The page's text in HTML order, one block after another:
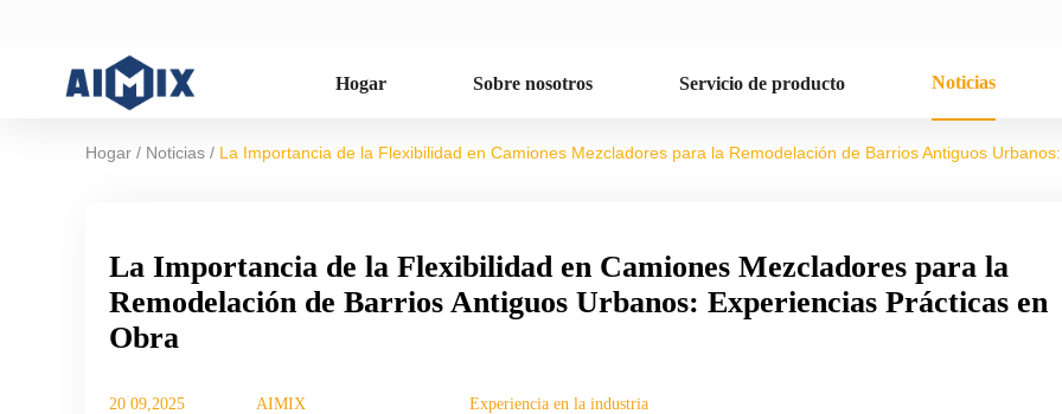
Hogar Sobre nosotros Servicio de producto Noticias
Hogar / Noticias / La Importancia de la Flexibilidad en Camiones Mezcladores para la Remodelación de Barrios Antiguos
La Importancia de la Flexibilidad en Camiones Mezcladores para la
Remodelación de Barrios Antiguos Urbanos: Experiencias Prácticas en
Obra
20 09,2025 AIMIX Experiencia en la industria